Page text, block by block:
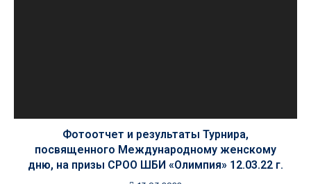
Фотоотчет и результаты Турнира,
посвященного Международному женскому
дню, на призы СРОО ШБИ «Олимпия» 12.03.22 г.